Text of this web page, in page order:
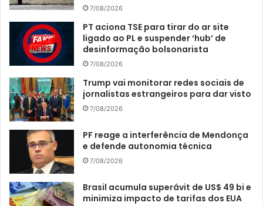
7/08/2026
PT aciona TSE para tirar do ar site
ligado ao PL e suspender ‘hub’ de
desinformação bolsonarista
7/08/2026
Trump vai monitorar redes sociais de
jornalistas estrangeiros para dar visto
7/08/2026
PF reage a interferência de Mendonça
e defende autonomia técnica
7/08/2026
Brasil acumula superávit de US$ 49 bi e
minimiza impacto de tarifas dos EUA